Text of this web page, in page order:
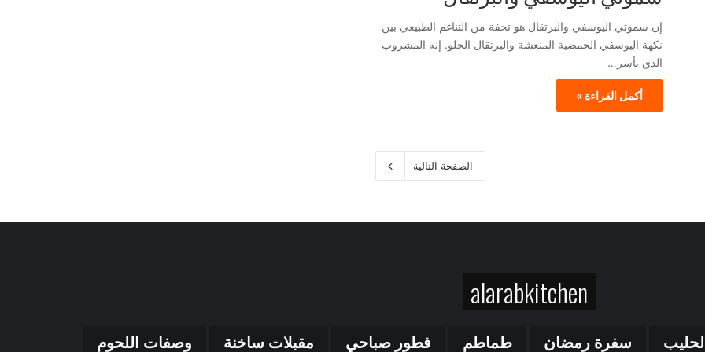
إن سموثي اليوسفي والبرتقال هو تحفة من التناغم الطبيعي بين
نكهة اليوسفي الحمضية المنعشة والبرتقال الحلو. إنه المشروب
الذي يأسر…
أكمل القراءة »
الصفحة التالية
alarabkitchen
الحليب سفرة رمضان طماطم فطور صباحي مقبلات ساخنة وصفات اللحوم